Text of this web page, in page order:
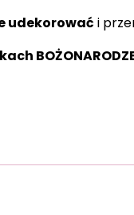
udekorować i